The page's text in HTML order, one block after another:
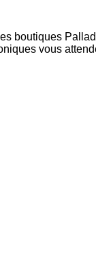
boutiques
vous